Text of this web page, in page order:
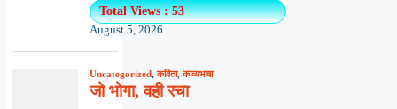
Total Views : 53
August 5, 2026
Uncategorized,कविता,काव्यभाषा
जो भोगा, वही रचा